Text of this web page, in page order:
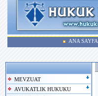
ANA SAYFA
MEVZUAT
AVUKATLIK HUKUKU